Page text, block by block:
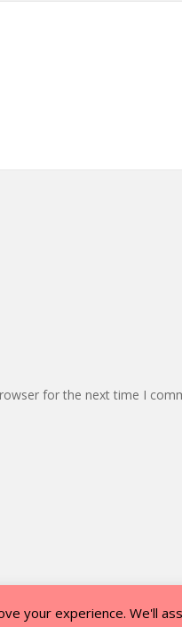
for the next time I
your experience. We'll